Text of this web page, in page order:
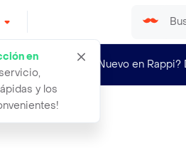
en
y los
¿Nuevo en Rappi?
tubito 260 x